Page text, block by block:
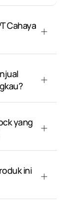
Cahaya
yang
ini